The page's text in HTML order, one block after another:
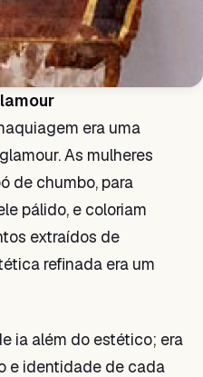
era uma
As mulheres
de chumbo, para
pálido, e coloriam
extraídos de
refinada era um
ia além do estético; era
e identidade de cada